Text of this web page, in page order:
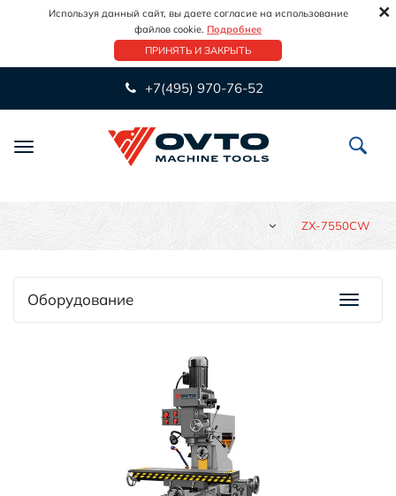
Используя данный сайт, вы даете согласие на использование
файлов cookie. Подробнее
ПРИНЯТЬ И ЗАКРЫТЬ
×
+7(495) 970-76-52
Переключить
ZX-7550CW
Оборудование